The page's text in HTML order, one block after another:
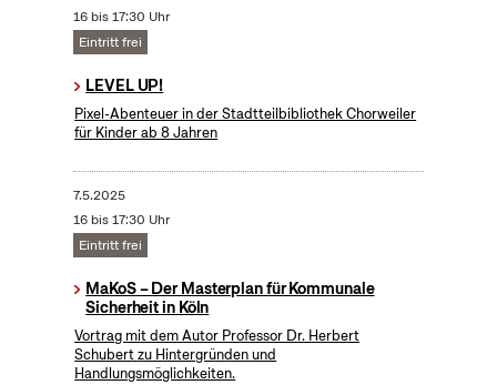
16 bis 17:30 Uhr
Eintritt frei
LEVEL UP!
Pixel-Abenteuer in der Stadtteilbibliothek Chorweiler
für Kinder ab 8 Jahren
7.5.2025
16 bis 17:30 Uhr
Eintritt frei
MaKoS – Der Masterplan für Kommunale
Sicherheit in Köln
Vortrag mit dem Autor Professor Dr. Herbert
Schubert zu Hintergründen und
Handlungsmöglichkeiten.